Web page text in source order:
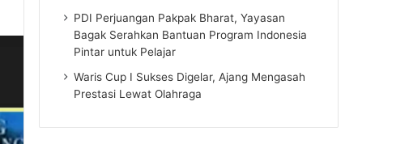
PDI Perjuangan Pakpak Bharat, Yayasan
Bagak Serahkan Bantuan Program Indonesia
Pintar untuk Pelajar
Waris Cup I Sukses Digelar, Ajang Mengasah
Prestasi Lewat Olahraga